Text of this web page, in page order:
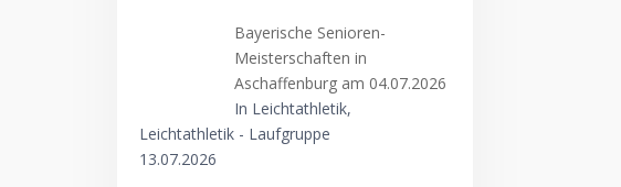
Bayerische Senioren-
Meisterschaften in
Aschaffenburg am 04.07.2026
In Leichtathletik,
Leichtathletik - Laufgruppe
13.07.2026